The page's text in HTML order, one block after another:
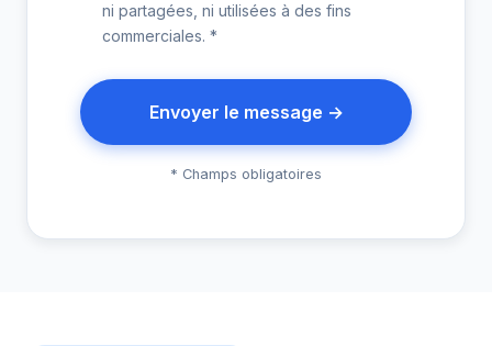
ni partagées, ni utilisées à des fins
commerciales. *
Envoyer le message →
* Champs obligatoires